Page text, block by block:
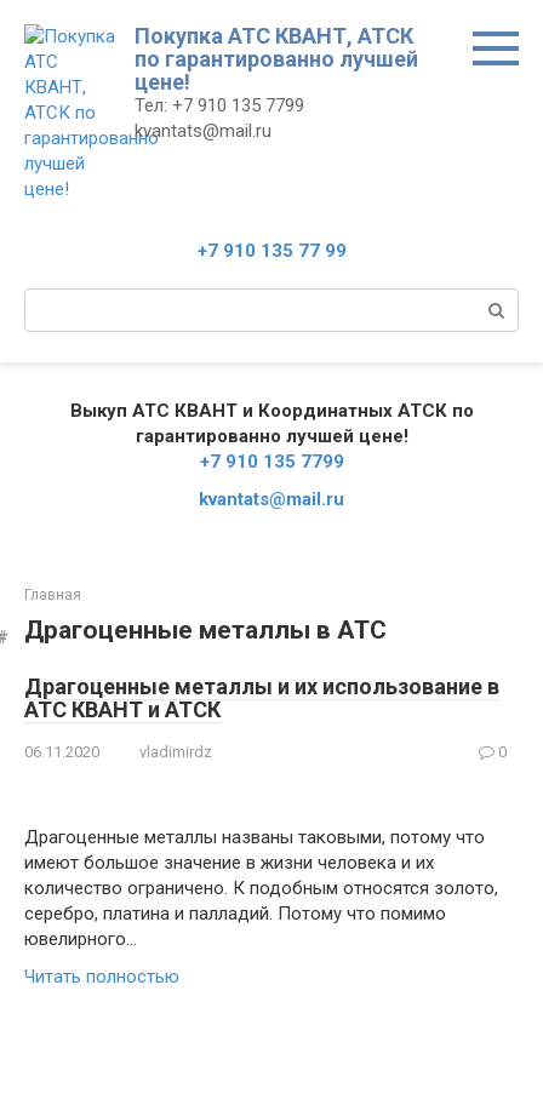
контенту
Покупка АТС КВАНТ, АТСК
по гарантированно лучшей
цене!
Тел: +7 910 135 7799
kvantats@mail.ru
+7 910 135 77 99
Поиск:
Выкуп АТС КВАНТ и Координатных АТСК по
гарантированно лучшей цене!
+7 910 135 7799
kvantats@mail.ru
Главная
Драгоценные металлы в АТС
Драгоценные металлы и их использование в
АТС КВАНТ и АТСК
06.11.2020 vladimirdz 0
Драгоценные металлы названы таковыми, потому что
имеют большое значение в жизни человека и их
количество ограничено. К подобным относятся золото,
серебро, платина и палладий. Потому что помимо
ювелирного…
Читать полностью